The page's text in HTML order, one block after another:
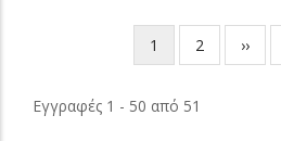
Current
page
1 Page
2
Next
page
››
Εγγραφές 1 - 50 από 51